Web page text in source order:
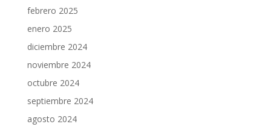
febrero 2025
enero 2025
diciembre 2024
noviembre 2024
octubre 2024
septiembre 2024
agosto 2024